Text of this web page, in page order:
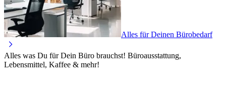
Alles für Deinen Bürobedarf
Alles was Du für Dein Büro brauchst! Büroausstattung,
Lebensmittel, Kaffee & mehr!